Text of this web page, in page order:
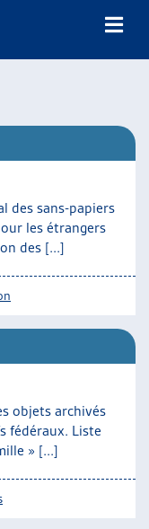
des sans-papiers
les étrangers
des [...]
objets archivés
fédéraux. Liste
» [...]